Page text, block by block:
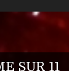
SUR 11